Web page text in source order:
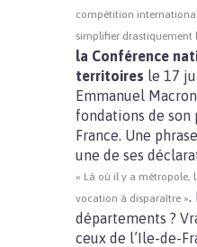
compétition
simplifier drastiquement
la Conférence
territoires le 17
Emmanuel
fondations de son
France. Une
une de ses
« Là où il y a métropole,
vocation à disparaître ».
départements ?
ceux de l’Ile-de-